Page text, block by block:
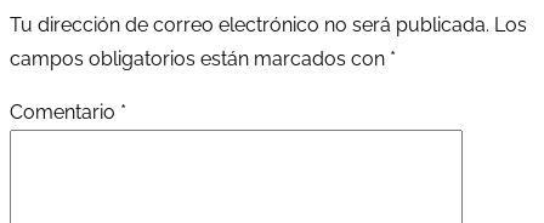
Tu dirección de correo electrónico no será publicada. Los
campos obligatorios están marcados con *
Comentario *